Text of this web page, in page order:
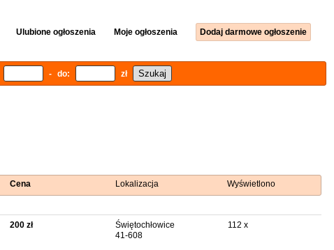
Ulubione ogłoszenia Moje ogłoszenia Dodaj darmowe ogłoszenie
- do: zł
Cena Lokalizacja Wyświetlono
200 zł
Świętochłowice
41-608
112 x